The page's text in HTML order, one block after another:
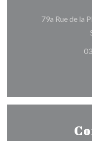
79a Rue de la